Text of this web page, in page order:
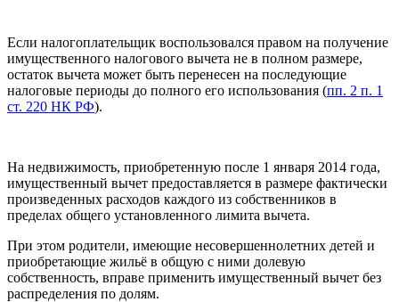
Если налогоплательщик воспользовался правом на получение
имущественного налогового вычета не в полном размере,
остаток вычета может быть перенесен на последующие
налоговые периоды до полного его использования (пп. 2 п. 1
ст. 220 НК РФ).
На недвижимость, приобретенную после 1 января 2014 года,
имущественный вычет предоставляется в размере фактически
произведенных расходов каждого из собственников в
пределах общего установленного лимита вычета.
При этом родители, имеющие несовершеннолетних детей и
приобретающие жильё в общую с ними долевую
собственность, вправе применить имущественный вычет без
распределения по долям.